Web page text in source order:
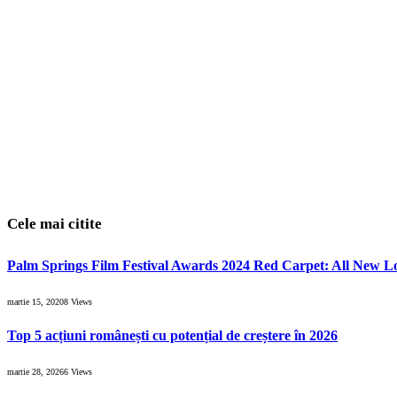
Cele mai citite
Palm Springs Film Festival Awards 2024 Red Carpet: All New
martie 15, 20208 Views
Top 5 acțiuni românești cu potențial de creștere în 2026
martie 28, 20266 Views